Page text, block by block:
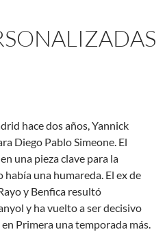
hace dos años, Yannick
Diego Pablo Simeone. El
una pieza clave para la
había una humareda. El ex de
y Benfica resultó
y ha vuelto a ser decisivo
Primera una temporada más.